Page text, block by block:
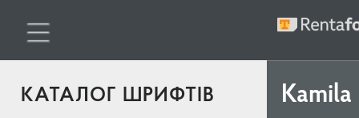
КАТАЛОГ ШРИФТІВ